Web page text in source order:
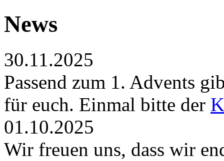
News
30.11.2025
Passend zum 1. Advents
für euch. Einmal bitte der
01.10.2025
Wir freuen uns, dass wir